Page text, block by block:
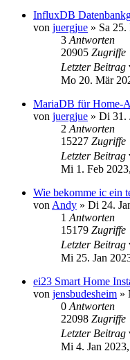
InfluxDB
von juergjue » Sa
3 Antworten
20905 Zugriffe
Letzter Beitrag
Mo 20. Mär
MariaDB für Home-
von juergjue » Di 31.
2 Antworten
15227 Zugriffe
Letzter Beitrag
Mi 1. Feb
Wie bekomme ic ein
von Andy » Di 24.
1 Antworten
15179 Zugriffe
Letzter Beitrag
Mi 25. Jan
ei23 Smart Home
von jensbudesheim »
0 Antworten
22098 Zugriffe
Letzter Beitrag
Mi 4. Jan